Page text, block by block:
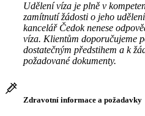
Udělení víza je plně v
zamítnutí žádosti o jeho
kancelář Čedok nenese
víza. Klientům doporučujeme
dostatečným předstihem a k
požadované dokumenty.
Zdravotní informace a požadavky